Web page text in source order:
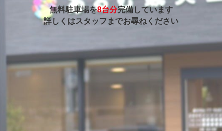
無料駐車場を8台分完備しています
詳しくはスタッフまでお尋ねください